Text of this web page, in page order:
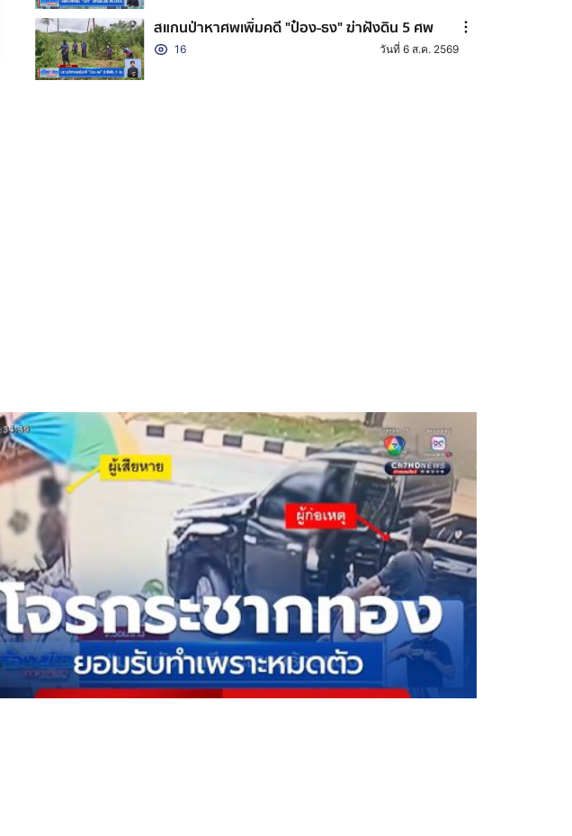
สแกนป่าหาศพเพิ่มคดี "ป๋อง-ธง" ฆ่าฝังดิน 5 ศพ
16 วันที่ 6 ส.ค. 2569